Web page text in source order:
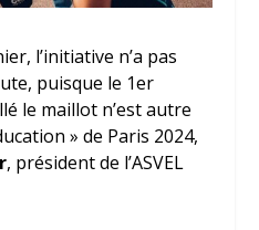
l’initiative n’a pas
puisque le 1er
le maillot n’est autre
» de Paris 2024,
, président de l’ASVEL